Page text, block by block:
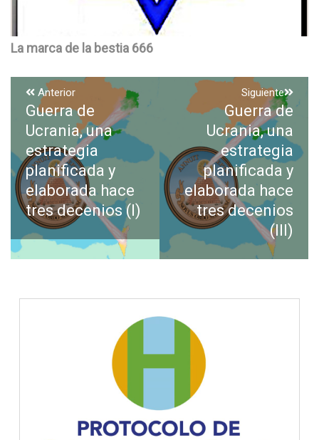
La marca de la bestia 666
Navegación
de
entradas
Anterior
Entrada
anterior:
Guerra de
Ucrania, una
estrategia
planificada y
elaborada hace
tres decenios (I)
Siguiente
Entrada
siguiente:
Guerra de
Ucrania, una
estrategia
planificada y
elaborada hace
tres decenios
(III)